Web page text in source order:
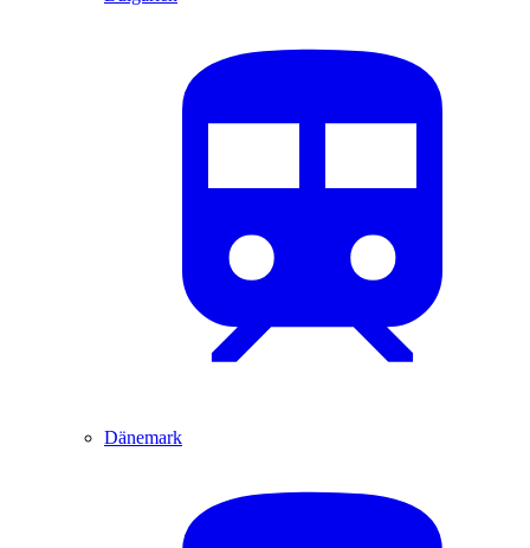
Dänemark